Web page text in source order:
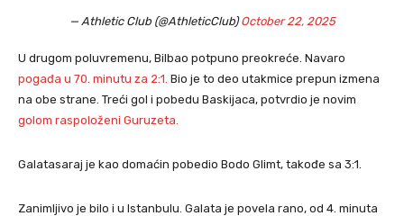
— Athletic Club (@AthleticClub)October 22, 2025
U drugom poluvremenu, Bilbao potpuno preokreće. Navaro
pogađa u 70. minutu za 2:1. Bio je to deo utakmice prepun izmena
na obe strane. Treći gol i pobedu Baskijaca, potvrdio je novim
golom raspoloženi Guruzeta.
Galatasaraj je kao domaćin pobedio Bodo Glimt, takođe sa 3:1.
Zanimljivo je bilo i u Istanbulu. Galata je povela rano, od 4. minuta